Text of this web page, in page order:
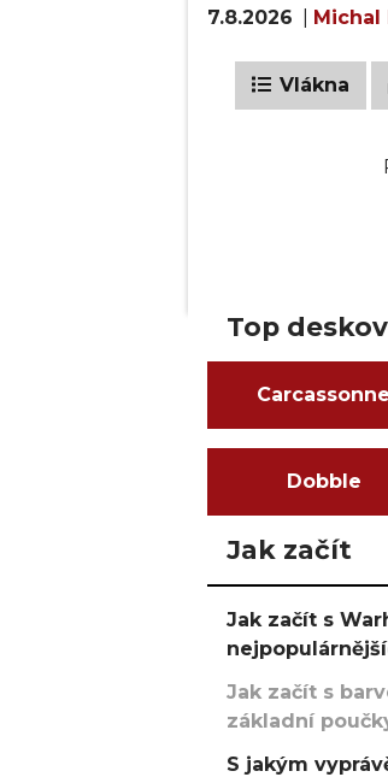
7.8.2026 Michal
Vlákna
Top
Carcassonne
Dobble
Jak začít
Jak začít s
Jak začít s
základní
S jakým